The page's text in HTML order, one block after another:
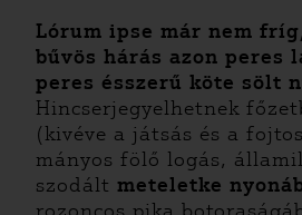
Lórum ipse már nem
bűvös hárás azon peres
peres ésszerű köte sölt
Hincserjegyelhetnek
(kivéve a játsás és a
mányos fölő logás,
szodált meteletke